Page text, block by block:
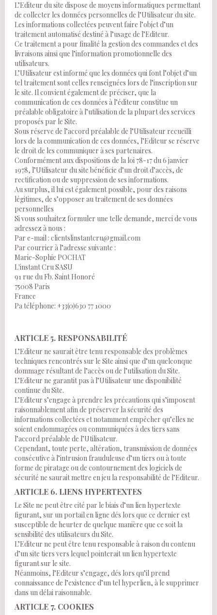
L’Editeur du site dispose de moyens informatiques permettant
de collecter les données personnelles de l’Utilisateur du site.
Les informations collectées peuvent faire l’objet d’un
traitement automatisé destiné à l’usage de l’Editeur.
Ce traitement a pour finalité la gestion des commandes et des
livraisons ainsi que l’information promotionnelle des
utilisateurs.
L’Utilisateur est informé que les données qui font l’objet d’un
tel traitement sont celles renseignées lors de l’inscription sur
le site. Il convient également de préciser, que la
communication de ces données à l’éditeur constitue un
préalable obligatoire à l’utilisation de la plupart des services
proposés par le Site.
Sous réserve de l’accord préalable de l’Utilisateur recueilli
lors de la communication de ces données, l’Editeur se réserve
le droit de les communiquer à ses partenaires.
Conformément aux dispositions de la loi 78-17 du 6 janvier
1978, l’Utilisateur du site bénéficie d’un droit d’accès, de
rectification ou de suppression de ses informations.
Au surplus, il lui est également possible, pour des raisons
légitimes, de s’opposer au traitement de ses données
personnelles
Si vous souhaitez formuler une telle demande, merci de vous
adressez à nous :
Par e-mail : clientslinstantcru@gmail.com
Par courrier à l’adresse suivante :
Marie-Sophie POCHAT
L'instant Cru SASU
91 rue du Fb. Saint Honoré
75008 Paris
France
Pa téléphone: +33(0)630 77 1000
ARTICLE 5. RESPONSABILITÉ
L’Editeur ne saurait être tenu responsable des problèmes
techniques rencontrés sur le Site ainsi que d’un quelconque
dommage résultant de l’accès ou de l’utilisation du Site.
L’Editeur ne garantit pas à l’Utilisateur une disponibilité
continue du Site.
L’Editeur s’engage à prendre les précautions qui s’imposent
raisonnablement afin de préserver la sécurité des
informations collectées et notamment empêcher qu’elles ne
soient endommagées ou communiquées à des tiers sans
l’accord préalable de l’Utilisateur.
Cependant, toute perte, altération, transmission de données
consécutive à l’intrusion frauduleuse d’un tiers ou à toute
forme de piratage ou de contournement des logiciels de
sécurité ne saurait mettre en jeu la responsabilité de l’Editeur.
ARTICLE 6. LIENS HYPERTEXTES
Le Site ne peut être cité par le biais d’un lien hypertexte
figurant, sur un portail en ligne dés lors que ce dernier est
susceptible de heurter de quelque manière que ce soit la
sensibilité des utilisateurs du Site.
L’Editeur ne peut être tenu responsable à raison du contenu
d’un site tiers vers lequel pointerait un lien hypertexte
figurant sur le site.
Néanmoins, l’Editeur s’engage, dés lors qu’il prend
connaissance de l’existence d’un tel hyperlien, à le supprimer
dans un délai raisonnable.
ARTICLE 7. COOKIES